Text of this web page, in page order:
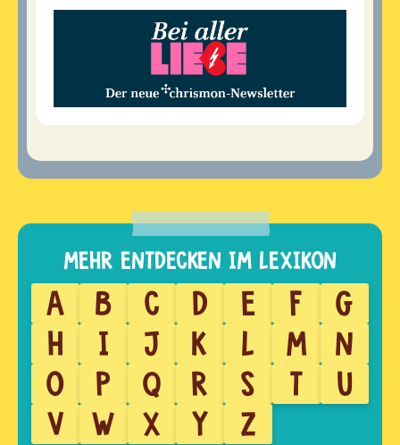
A B C D E F
G
H
I J K L M
N
O
P Q R S T
U
V
W X Y Z